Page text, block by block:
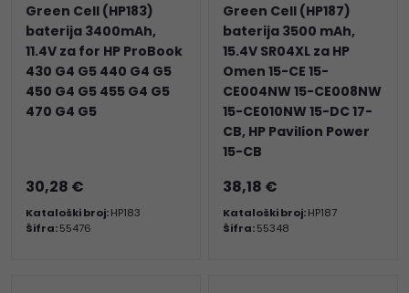
Green Cell (HP183)
baterija 3400mAh,
11.4V za for HP ProBook
430 G4 G5 440 G4 G5
450 G4 G5 455 G4 G5
470 G4 G5
30,28 €
Kataloški broj:HP183
Šifra:55476
Green Cell (HP187)
baterija 3500 mAh,
15.4V SR04XL za HP
Omen 15-CE 15-
CE004NW 15-CE008NW
15-CE010NW 15-DC 17-
CB, HP Pavilion Power
15-CB
38,18 €
Kataloški broj:HP187
Šifra:55348